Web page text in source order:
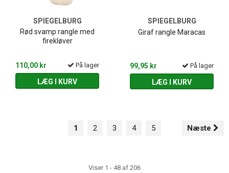
SPIEGELBURG
Rød svamp rangle med
firekløver
110,00 kr På lager
LÆG I KURV
SPIEGELBURG
Giraf rangle Maracas
99,95 kr På lager
LÆG I KURV
1 2 3 4 5 Næste
Viser 1 - 48 af 206